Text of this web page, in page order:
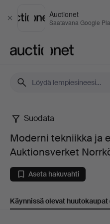
Sulje
Auctionet
Saatavana Google
Moderni
tekniikka
ja
elektroniikka
Suodata
Moderni tekniikka ja
Auktionsverket
Aseta hakuvahti
Käynnissä olevat huutokaupat